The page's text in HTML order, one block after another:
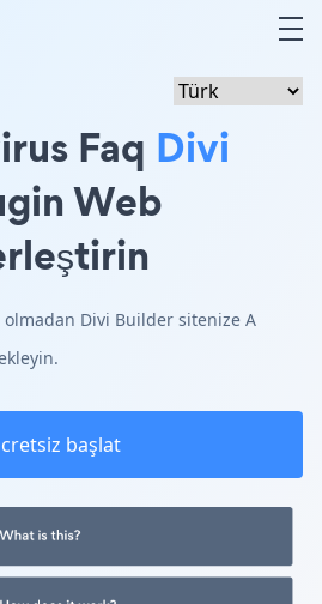
Faq Divi
Web
olmadan Divi Builder sitenize A
başlat